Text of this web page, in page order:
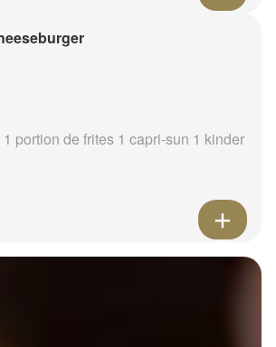
portion de frites 1 capri-sun 1 kinder